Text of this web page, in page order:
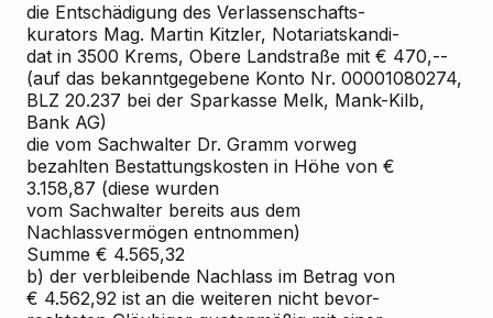
die Entschädigung des Verlassenschafts-
kurators Mag. Martin Kitzler, Notariatskandi-
dat in 3500 Krems, Obere Landstraße mit € 470,--
(auf das bekanntgegebene Konto Nr. 00001080274,
BLZ 20.237 bei der Sparkasse Melk, Mank-Kilb,
Bank AG)
die vom Sachwalter Dr. Gramm vorweg
bezahlten Bestattungskosten in Höhe von €
3.158,87 (diese wurden
vom Sachwalter bereits aus dem
Nachlassvermögen entnommen)
Summe € 4.565,32
b) der verbleibende Nachlass im Betrag von
€ 4.562,92 ist an die weiteren nicht bevor-